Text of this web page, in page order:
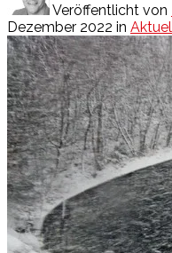
Veröffentlicht von
Dezember 2022 in